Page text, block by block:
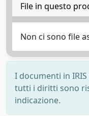
File in questo
Non ci sono file
I documenti in
tutti i diritti sono
indicazione.